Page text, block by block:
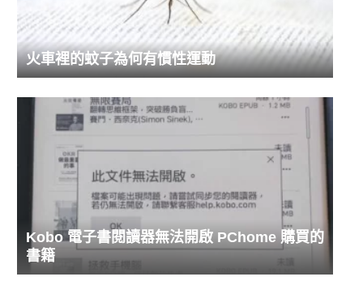
火車裡的蚊子為何有慣性運動
Kobo 電子書閱讀器無法開啟 PChome 購買的
書籍